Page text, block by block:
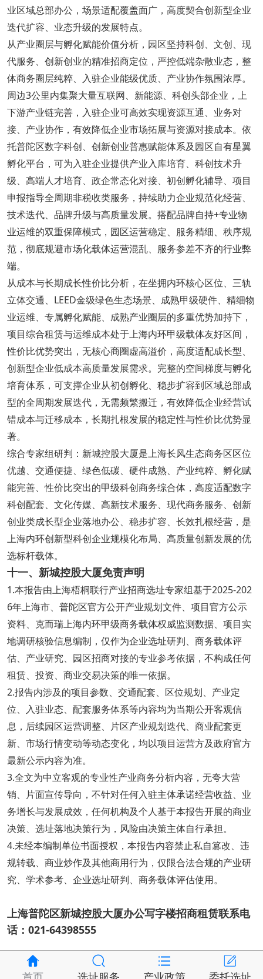
业区域总部办公，场景适配覆盖面广，高度契合创新型企业
迭代扩容、业态升级的发展特点。
从产业圈层与孵化赋能价值分析，园区坚持科创、文创、现
代服务、创新创业的精准招商定位，严控低端杂散业态，整
体商务圈层纯粹、入驻企业能级优质、产业协作氛围浓厚。
周边3公里内集聚大量互联网、新能源、科创头部企业，上
下游产业链完善，入驻企业可高效实现资源互通、业务对
接、产业协作，有效降低企业市场拓展与资源对接成本。依
托普陀区数字科创、创新创业普惠赋能体系及园区自有星翼
孵化平台，可为入驻企业提供产业入库培育、科创技术升
级、高端人才培育、政企常态化对接、初创孵化辅导、项目
申报指导全周期非税收类服务，持续助力企业规范化经营、
技术迭代、品牌升级与高质量发展。搭配品牌自持+专业物
业运维的双重保障模式，园区运营稳定、服务精细、秩序规
范，彻底规避市场化载体运营混乱、服务参差不齐的行业弊
端。
从成本与长期成长性价比分析，在坐拥内环核心区位、三轨
立体交通、LEED金级绿色生态场景、成熟甲级硬件、精细物
业运维、专属孵化赋能、成熟产业圈层的多重优势加持下，
项目综合租赁与运维成本处于上海内环甲级载体友好区间，
性价比优势突出，无核心商圈虚高溢价，高度适配成长型、
创新型企业低成本高质量发展需求。完整的空间梯度与孵化
培育体系，可支撑企业从初创孵化、稳步扩容到区域总部成
型的全周期发展迭代，无需频繁搬迁，有效降低企业经营试
错成本与迁移成本，长期扎根发展的稳定性与性价比优势显
著。
综合专家组研判：新城控股大厦是上海长风生态商务区区位
优越、交通便捷、绿色低碳、硬件成熟、产业纯粹、孵化赋
能完善、性价比突出的甲级科创商务综合体，高度适配数字
科创配套、文化传媒、高新技术服务、现代商务服务、创新
创业类成长型企业落地办公、稳步扩容、长效扎根经营，是
上海内环创新型科创企业规模化布局、高质量创新发展的优
选标杆载体。
十一、新城控股大厦免责声明
1.本报告由上海梧桐联行产业招商选址专家组基于2025-202
6年上海市、普陀区官方公开产业规划文件、项目官方公示
资料、克而瑞上海内环甲级商务载体权威监测数据、项目实
地调研核验信息编制，仅作为企业选址研判、商务载体评
估、产业研究、园区招商对接的专业参考依据，不构成任何
租赁、投资、商业交易决策的唯一依据。
2.报告内涉及的项目参数、交通配套、区位规划、产业定
位、入驻业态、配套服务体系等内容均为当期公开客观信
息，后续园区运营调整、片区产业规划迭代、商业配套更
新、市场行情变动等动态变化，均以项目运营方及政府官方
最新公示内容为准。
3.全文为中立客观的专业性产业商务分析内容，无夸大营
销、片面宣传导向，不针对任何入驻主体承诺经营收益、业
务增长与发展成效，任何机构及个人基于本报告开展的商业
决策、选址落地决策行为，风险由决策主体自行承担。
4.未经本编制单位书面授权，本报告内容禁止私自篡改、违
规转载、商业炒作及其他商用行为，仅限合法合规的产业研
究、学术参考、企业选址研判、商务载体评估使用。
上海普陀区新城控股大厦办公写字楼招商租赁联系电
话：021-64398555